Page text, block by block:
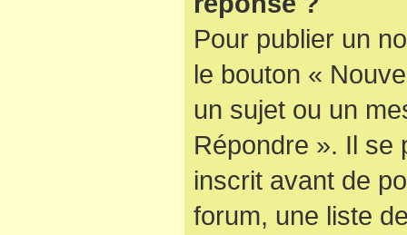
Pour publier un
le bouton «
un sujet ou un
Répondre ». Il se
inscrit avant de
forum, une liste